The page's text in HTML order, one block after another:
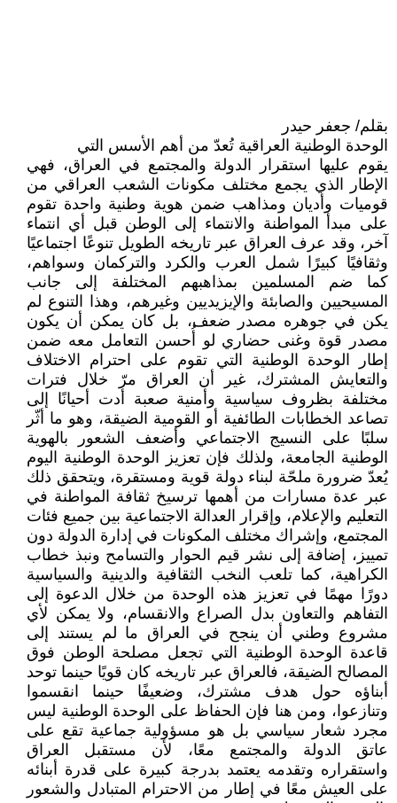
بقلم/ جعفر حيدر
الوحدة الوطنية العراقية تُعدّ من أهم الأسس التي
يقوم عليها استقرار الدولة والمجتمع في العراق، فهي
الإطار الذي يجمع مختلف مكونات الشعب العراقي من
قوميات وأديان ومذاهب ضمن هوية وطنية واحدة تقوم
على مبدأ المواطنة والانتماء إلى الوطن قبل أي انتماء
آخر، وقد عرف العراق عبر تاريخه الطويل تنوعًا اجتماعيًا
وثقافيًا كبيرًا شمل العرب والكرد والتركمان وسواهم،
كما ضم المسلمين بمذاهبهم المختلفة إلى جانب
المسيحيين والصابئة والإيزيديين وغيرهم، وهذا التنوع لم
يكن في جوهره مصدر ضعف، بل كان يمكن أن يكون
مصدر قوة وغنى حضاري لو أُحسن التعامل معه ضمن
إطار الوحدة الوطنية التي تقوم على احترام الاختلاف
والتعايش المشترك، غير أن العراق مرّ خلال فترات
مختلفة بظروف سياسية وأمنية صعبة أدت أحيانًا إلى
تصاعد الخطابات الطائفية أو القومية الضيقة، وهو ما أثّر
سلبًا على النسيج الاجتماعي وأضعف الشعور بالهوية
الوطنية الجامعة، ولذلك فإن تعزيز الوحدة الوطنية اليوم
يُعدّ ضرورة ملحّة لبناء دولة قوية ومستقرة، ويتحقق ذلك
عبر عدة مسارات من أهمها ترسيخ ثقافة المواطنة في
التعليم والإعلام، وإقرار العدالة الاجتماعية بين جميع فئات
المجتمع، وإشراك مختلف المكونات في إدارة الدولة دون
تمييز، إضافة إلى نشر قيم الحوار والتسامح ونبذ خطاب
الكراهية، كما تلعب النخب الثقافية والدينية والسياسية
دورًا مهمًا في تعزيز هذه الوحدة من خلال الدعوة إلى
التفاهم والتعاون بدل الصراع والانقسام، ولا يمكن لأي
مشروع وطني أن ينجح في العراق ما لم يستند إلى
قاعدة الوحدة الوطنية التي تجعل مصلحة الوطن فوق
المصالح الضيقة، فالعراق عبر تاريخه كان قويًا حينما توحد
أبناؤه حول هدف مشترك، وضعيفًا حينما انقسموا
وتنازعوا، ومن هنا فإن الحفاظ على الوحدة الوطنية ليس
مجرد شعار سياسي بل هو مسؤولية جماعية تقع على
عاتق الدولة والمجتمع معًا، لأن مستقبل العراق
واستقراره وتقدمه يعتمد بدرجة كبيرة على قدرة أبنائه
على العيش معًا في إطار من الاحترام المتبادل والشعور